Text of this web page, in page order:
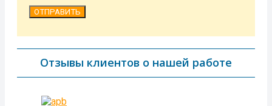
ОТПРАВИТЬ
Отзывы клиентов о нашей работе